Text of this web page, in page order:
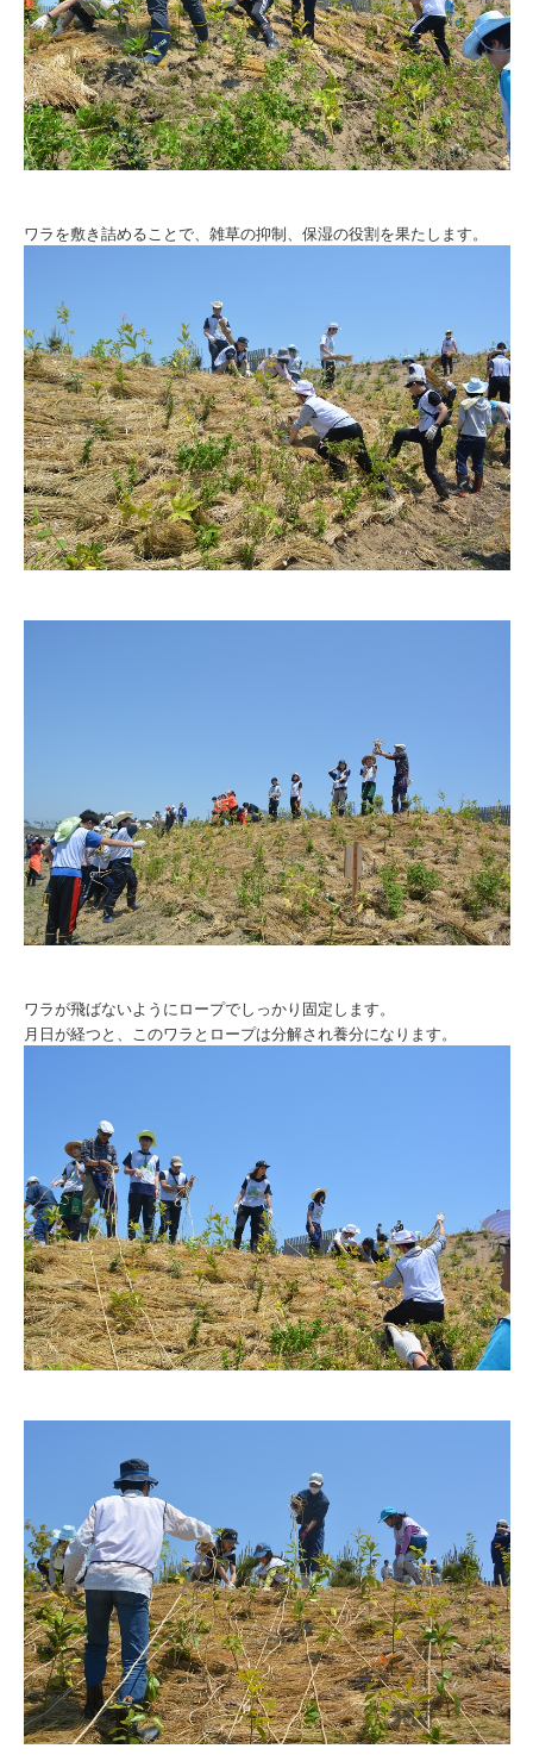
ワラを敷き詰めることで、雑草の抑制、保湿の役割を果たします。
ワラが飛ばないようにロープでしっかり固定します。
月日が経つと、このワラとロープは分解され養分になります。